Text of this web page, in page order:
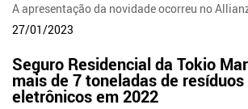
A apresentação da novidade ocorreu no
27/01/2023
Seguro Residencial da Tokio
mais de 7 toneladas de
eletrônicos em 2022